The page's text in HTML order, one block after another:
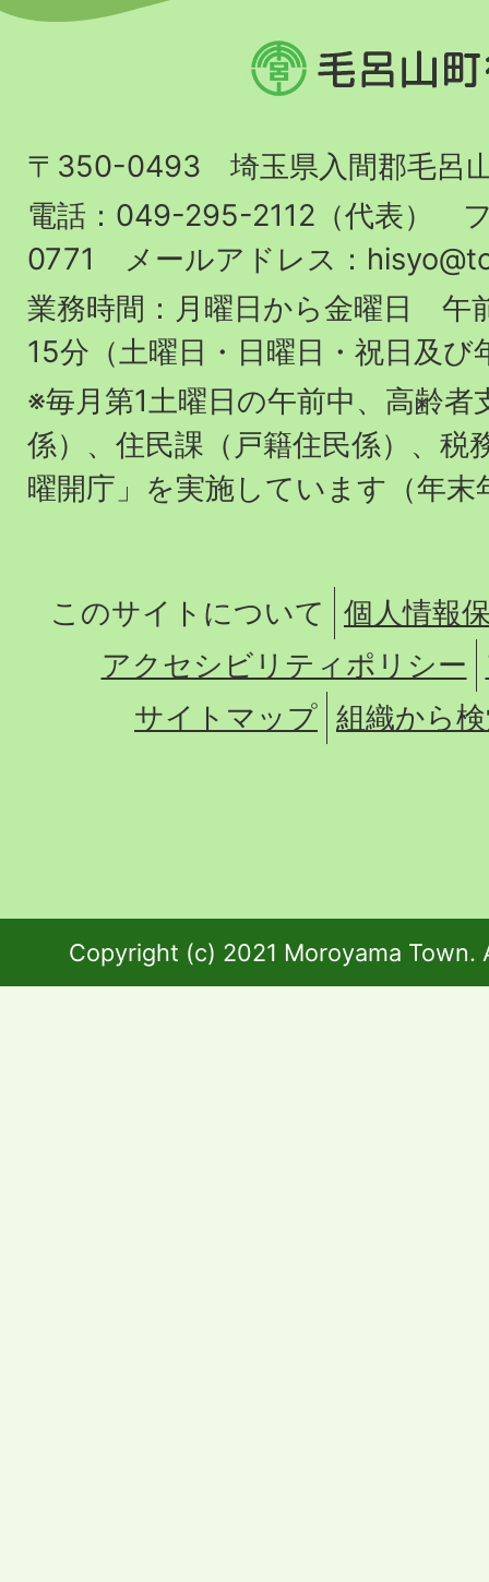
毛
呂
町
役
場
〒350-0493 埼玉県入間郡毛呂
電話：049-295-2112（代表）
0771 メールアドレス：
業務時間：月曜日から金曜日 午
15分（土曜日・日曜日・祝日及び
※毎月第1土曜日の午前中、高齢者
係）、住民課（戸籍住民係）、税
曜開庁」を実施しています（年末
このサイトについて
個人情報
アクセシビリティポリシー
サイトマップ 組織から
Copyright (c) 2021 Moroyama Town.